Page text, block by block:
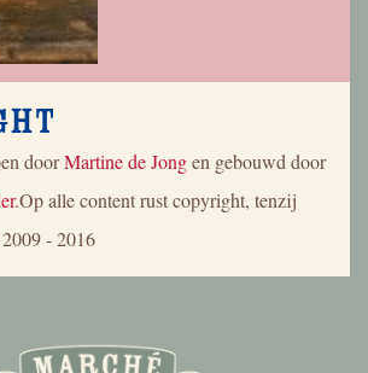
doorMartine de Jongen gebouwd door
.Op alle content rust copyright, tenzij
- 2016